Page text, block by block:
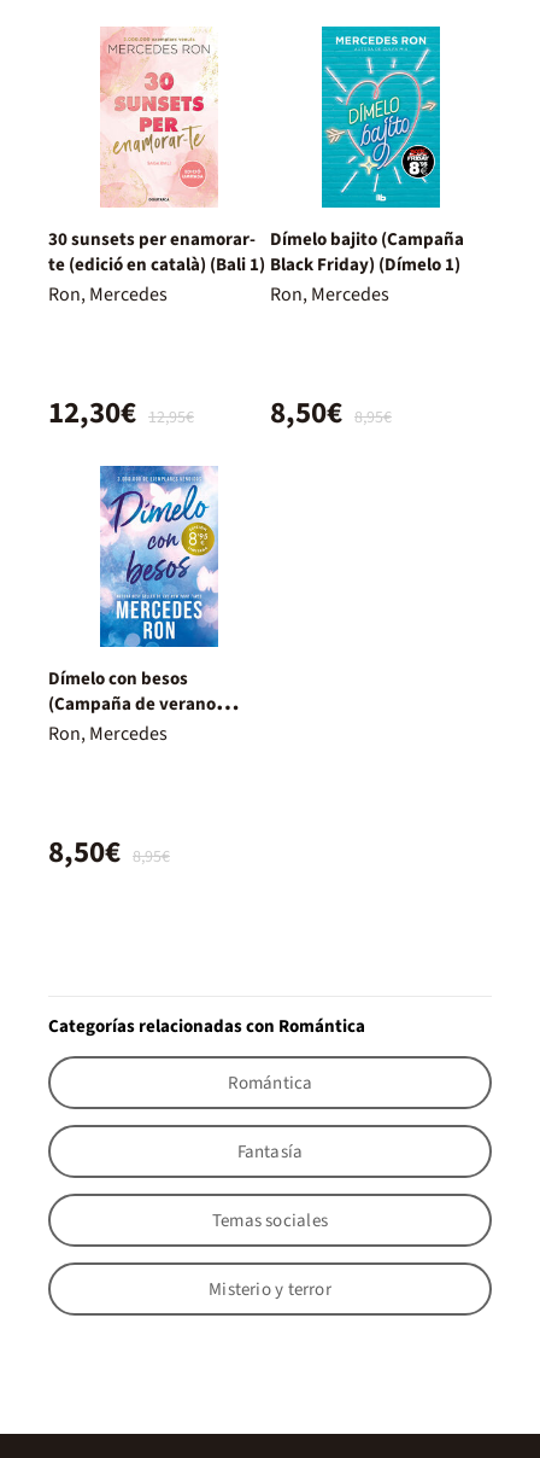
30 sunsets per enamorar-
te (edició en català) (Bali 1)
Ron, Mercedes
12,95€
12,30€
Dímelo bajito (Campaña
Black Friday) (Dímelo 1)
Ron, Mercedes
8,95€
8,50€
Dímelo con besos
(Campaña de verano
edición limitada) (Dímelo 3)
Ron, Mercedes
8,95€
8,50€
Categorías relacionadas con Romántica
Romántica
Fantasía
Temas sociales
Misterio y terror